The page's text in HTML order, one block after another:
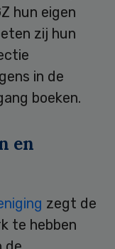
hun eigen
zij hun
in de
boeken.
en
zegt de
te hebben